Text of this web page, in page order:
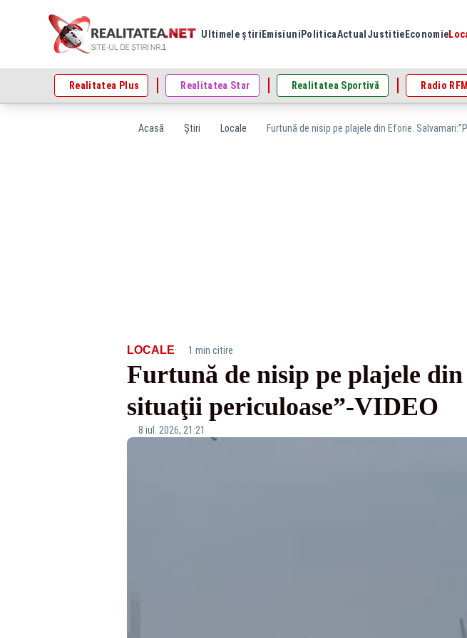
Ultimele știri Emisiuni PoliticaActual Justitie Economie
Realitatea Plus Realitatea Star Realitatea Sportivă Radio RFM
Acasă Știri Locale Furtună de nisip pe plajele din Eforie.
LOCALE· 1 min citire
Furtună de nisip pe plajele
situaţii periculoase”-VIDEO
8 iul. 2026, 21:21